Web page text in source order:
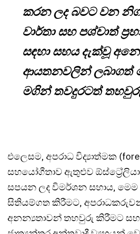
කරන ලද බවට වන
වාර්තා සහ පශ්චාත්
සඳහා සහය දැක්වූ
ආයතනවලින් ලබාගත්
මගින් තවදුරටත්
එලෙසම, අපරාධ විද්‍යාත්මක
සහයෝගීතාව ඇතුළුව
සපයන ලද විමර්ශන සහාය,
සිතියම්ගත කිරීමට,
අනන්‍යතාවන් තහවුරු කිරීමට සහ